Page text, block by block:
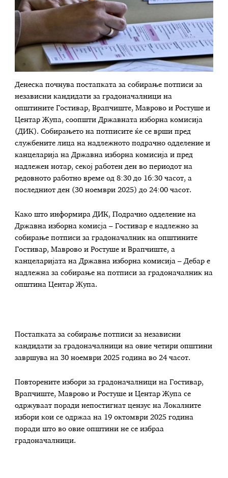
Денеска почнува постапката за собирање потписи за
независни кандидати за градоначалници на
општините Гостивар, Врапчиште, Маврово и Ростуше и
Центар Жупа, соопшти Државната изборна комисија
(ДИК). Собирањето на потписите ќе се врши пред
службените лица на надлежното подрачно одделение и
канцеларија на Државна изборна комисија и пред
надлежен нотар, секој работен ден во периодот на
редовното работно време од 8:30 до 16:30 часот, а
последниот ден (30 ноември 2025) до 24:00 часот.
Како што информира ДИК, Подрачно одделение на
Државна изборна комисја – Гостивар е надлежно за
собирање потписи за градоначалник на општините
Гостивар, Маврово и Ростуше и Врапчиште, а
канцеларијата на Државна изборна комисија – Дебар е
надлежна за собирање на потписи за градоначалник на
општина Центар Жупа.
Постапката за собирање потписи за независни
кандидати за градоначалници на овие четири општини
завршува на 30 ноември 2025 година во 24 часот.
Повторените избори за градоначалници на Гостивар,
Врапчиште, Маврово и Ростуше и Центар Жупа се
одржуваат поради непостигнат цензус на Локалните
избори кои се одржаа на 19 октомври 2025 година
поради што во овие општини не се избраа
градоначалници.